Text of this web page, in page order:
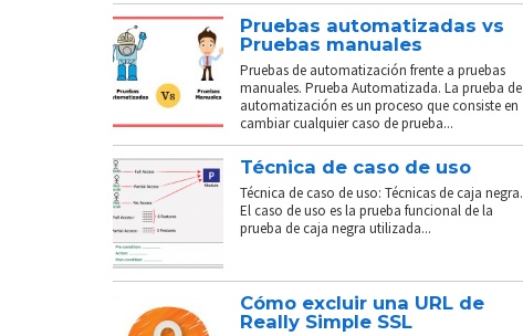
Pruebas automatizadas vs
Pruebas manuales
Pruebas de automatización frente a pruebas
manuales. Prueba Automatizada. La prueba de
automatización es un proceso que consiste en
cambiar cualquier caso de prueba...
Técnica de caso de uso
Técnica de caso de uso: Técnicas de caja negra.
El caso de uso es la prueba funcional de la
prueba de caja negra utilizada...
Cómo excluir una URL de
Really Simple SSL